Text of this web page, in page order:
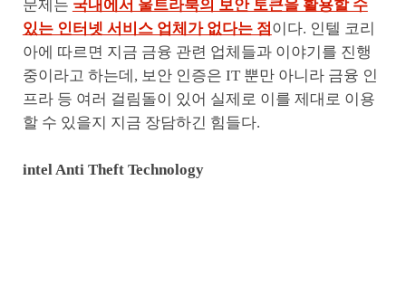
문제는 국내에서 울트라북의 보안 토큰을 활용할 수
있는 인터넷 서비스 업체가 없다는 점이다. 인텔 코리
아에 따르면 지금 금융 관련 업체들과 이야기를 진행
중이라고 하는데, 보안 인증은 IT 뿐만 아니라 금융 인
프라 등 여러 걸림돌이 있어 실제로 이를 제대로 이용
할 수 있을지 지금 장담하긴 힘들다.
intel Anti Theft Technology